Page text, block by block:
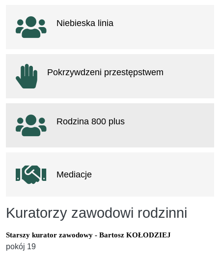
Kuratorzy zawodowi rodzinni
Starszy kurator zawodowy - Bartosz KOŁODZIEJ
pokój 19
Ważne linki
Niebieska linia
Pokrzywdzeni przestępstwem
Rodzina 800 plus
Mediacje